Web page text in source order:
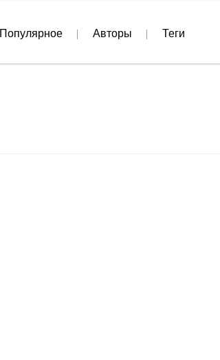
Популярное Авторы Теги